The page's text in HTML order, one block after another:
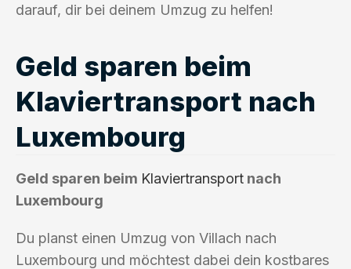
darauf, dir bei deinem Umzug zu helfen!
Geld sparen beim
Klaviertransport nach
Luxembourg
Geld sparen beim Klaviertransport nach
Luxembourg
Du planst einen Umzug von Villach nach
Luxembourg und möchtest dabei dein kostbares